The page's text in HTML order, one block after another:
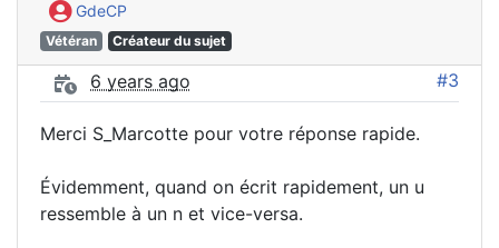
GdeCP
Vétéran Créateur du sujet
6 years ago #3
Merci S_Marcotte pour votre réponse rapide.
Évidemment, quand on écrit rapidement, un u
ressemble à un n et vice-versa.